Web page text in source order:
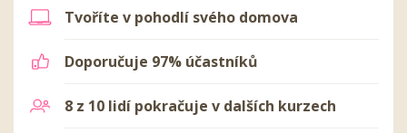
Tvoříte v pohodlí svého domova
Doporučuje 97% účastníků
8 z 10 lidí pokračuje v dalších kurzech